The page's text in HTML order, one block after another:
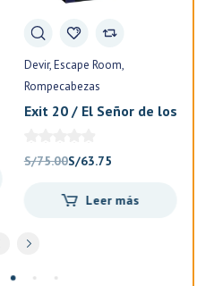
Devir Escape Room
Rompecabezas
Exit 20 / El Señor de los
S/75.00El
original
S/63.75El
actual
Leer más